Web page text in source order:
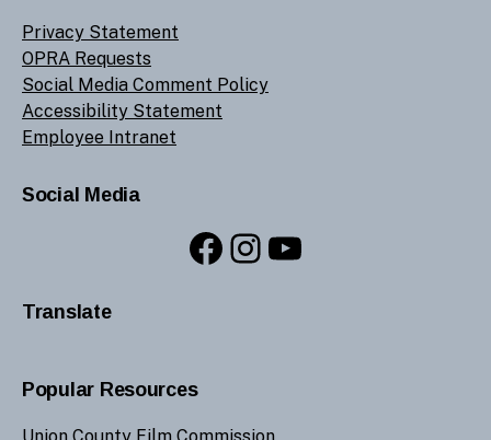
Privacy Statement
OPRA Requests
Social Media Comment Policy
Accessibility Statement
Employee Intranet
Social Media
Facebook
Instagram
YouTube
Translate
Popular Resources